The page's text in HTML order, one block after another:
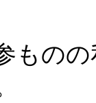
もの